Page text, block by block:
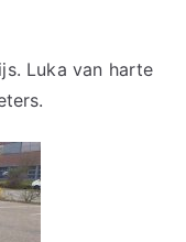
m
Luka van harte